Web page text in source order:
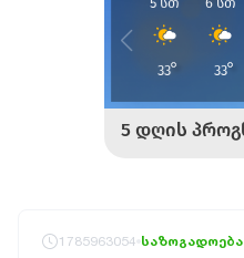
1785963054 საზოგადოება